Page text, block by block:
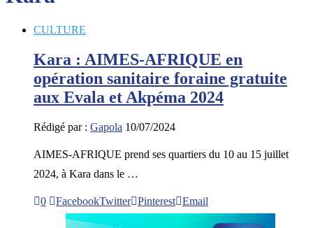
CULTURE
Kara : AIMES-AFRIQUE en
opération sanitaire foraine gratuite
aux Evala et Akpéma 2024
Rédigé par : Gapola 10/07/2024
AIMES-AFRIQUE prend ses quartiers du 10 au 15 juillet
2024, à Kara dans le …
0 FacebookTwitter Pinterest Email